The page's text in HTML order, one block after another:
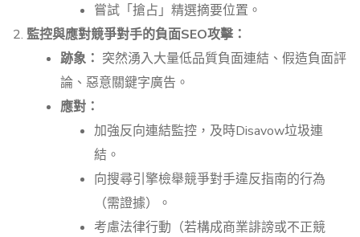
嘗試「搶占」精選摘要位置。
監控與應對競爭對手的負面SEO攻擊：
跡象： 突然湧入大量低品質負面連結、假造負面評
論、惡意關鍵字廣告。
應對：
加強反向連結監控，及時Disavow垃圾連
結。
向搜尋引擎檢舉競爭對手違反指南的行為
（需證據）。
考慮法律行動（若構成商業誹謗或不正競